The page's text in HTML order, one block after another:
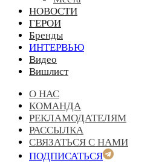
НОВОСТИ
ГЕРОИ
Бренды
ИНТЕРВЬЮ
Видео
Вишлист
О НАС
КОМАНДА
РЕКЛАМОДАТЕЛЯМ
РАССЫЛКА
СВЯЗАТЬСЯ С НАМИ
ПОДПИСАТЬСЯ